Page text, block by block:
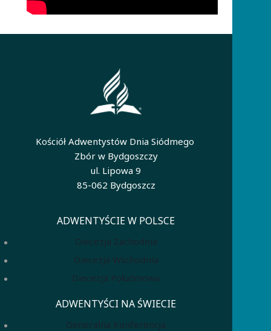
Kościół Adwentystów Dnia Siódmego
Zbór w Bydgoszczy
ul. Lipowa 9
85-062 Bydgoszcz
ADWENTYŚCIE W POLSCE
Diecezja Zachodnia
Diecezja Wschodnia
Diecezja Południowa
ADWENTYŚCI NA ŚWIECIE
Generalna Konferencja